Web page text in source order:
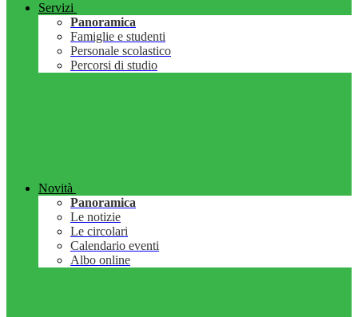
Servizi
Panoramica
Famiglie e studenti
Personale scolastico
Percorsi di studio
Novità
Panoramica
Le notizie
Le circolari
Calendario eventi
Albo online